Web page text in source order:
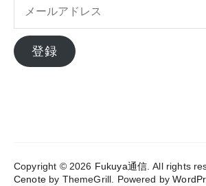
ル
ア
登録
Copyright © 2026 Fukuya通信 . All rights
Cenoteby ThemeGrill. Powered by